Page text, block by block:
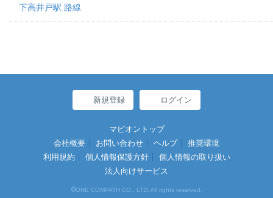
下高井戸駅 路線
新規登録 ログイン
マピオントップ
会社概要
お問い合わせ ヘルプ
推奨環境
利用規約
個人情報保護方針
個人情報の取り扱い
法人向けサービス
©ONE COMPATH CO., LTD. All rights reserved.